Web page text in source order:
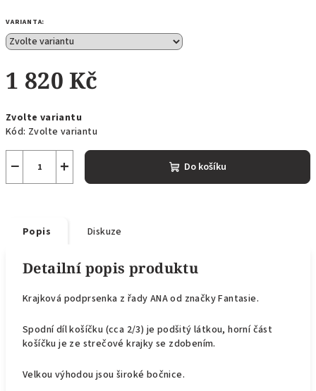
VARIANTA:
1 820 Kč
cena:
Zvolte variantu
Kód: Zvolte variantu
+
− Do košíku
Popis Diskuze
Detailní popis produktu
Krajková podprsenka z řady ANA od značky Fantasie.
Spodní díl košíčku (cca 2/3) je podšitý látkou, horní část
košíčku je ze strečové krajky se zdobením.
Velkou výhodou jsou široké bočnice.